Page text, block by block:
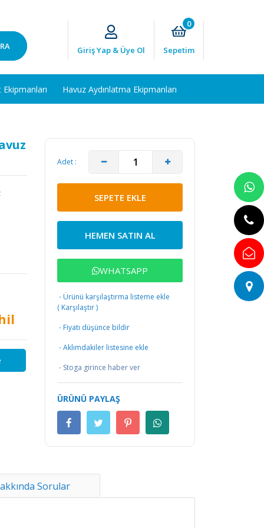
Giriş Yap & Üye Ol
0
Sepetim
Havuz Aydınlatma Ekipmanları
Adet :
SEPETE EKLE
HEMEN SATIN AL
WHATSAPP
· Ürünü karşılaştırma listeme ekle
( Karşılaştır)
· Fiyatı düşünce bildir
· Aklımdakiler listesine ekle
· Stoga girince haber ver
ÜRÜNÜ PAYLAŞ
Sorular